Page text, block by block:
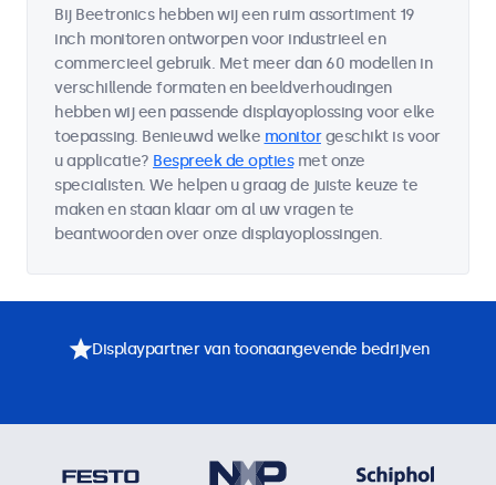
Bij Beetronics hebben wij een ruim assortiment 19
inch monitoren ontworpen voor industrieel en
commercieel gebruik. Met meer dan 60 modellen in
verschillende formaten en beeldverhoudingen
hebben wij een passende displayoplossing voor elke
toepassing. Benieuwd welke monitorgeschikt is voor
u applicatie? Bespreek de optiesmet onze
specialisten. We helpen u graag de juiste keuze te
maken en staan klaar om al uw vragen te
beantwoorden over onze displayoplossingen.
Displaypartner van toonaangevende bedrijven